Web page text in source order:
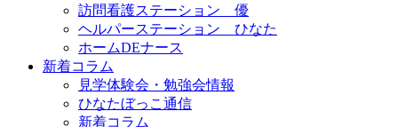
訪問看護ステーション 優
ヘルパーステーション ひなた
ホームDEナース
新着コラム
見学体験会・勉強会情報
ひなたぼっこ通信
新着コラム